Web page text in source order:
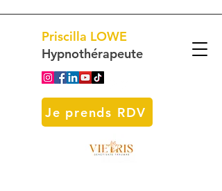
Priscilla LOWE
Hypnothérapeute
Je prends RDV